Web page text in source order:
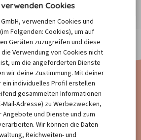
Sie. Ein Roadtrip durch den
bietet eine wunderbare
und Stadt. Ob lange
oder durch charmanten Städte
Roadtrip ist für jeden etwas dabei.
anmelden!
Cookies
verwenden Cookies und
Folgenden: Cookies), um auf
Geräten zuzugreifen und diese
Verwendung von Cookies nicht
um die angeforderten Dienste
wir deine Zustimmung. Mit deiner
ein individuelles Profil erstellen
gesammelten Informationen
Mail-Adresse) zu Werbezwecken,
Angebote und Dienste und zum
Wir können die Daten
Reichweiten- und